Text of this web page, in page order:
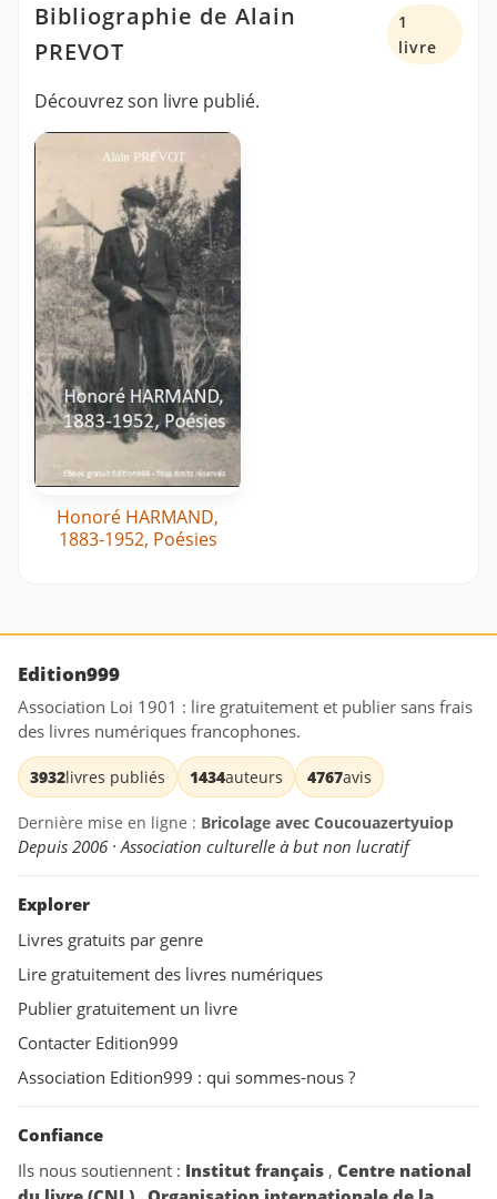
Bibliographie de Alain
PREVOT
1
livre
Découvrez son livre publié.
Honoré HARMAND,
1883-1952, Poésies
Edition999
Association Loi 1901 : lire gratuitement et publier sans frais
des livres numériques francophones.
3932livres publiés 1434auteurs 4767avis
Dernière mise en ligne : Bricolage avec Coucouazertyuiop
Depuis 2006 · Association culturelle à but non lucratif
Explorer
Livres gratuits par genre
Lire gratuitement des livres numériques
Publier gratuitement un livre
Contacter Edition999
Association Edition999 : qui sommes-nous ?
Confiance
Ils nous soutiennent : Institut français , Centre national